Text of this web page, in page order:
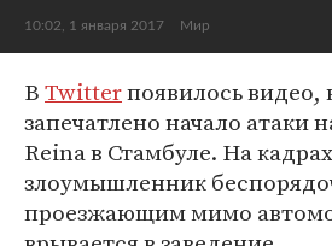
10:02, 1 января 2017 Мир
ВTwitterпоявилось видео,
запечатлено начало атаки
Reina в Стамбуле. На
злоумышленник
проезжающим мимо